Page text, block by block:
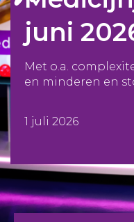
juni
Met o.a.
en minderen en
1 juli 2026